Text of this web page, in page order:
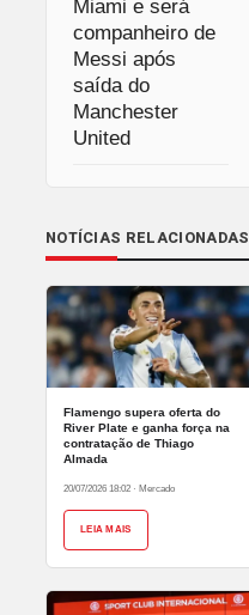
Miami e será
companheiro de
Messi após
saída do
Manchester
United
NOTÍCIAS RELACIONADAS
Flamengo supera oferta do
River Plate e ganha força na
contratação de Thiago
Almada
20/07/2026 18:02 · Mercado
LEIA MAIS